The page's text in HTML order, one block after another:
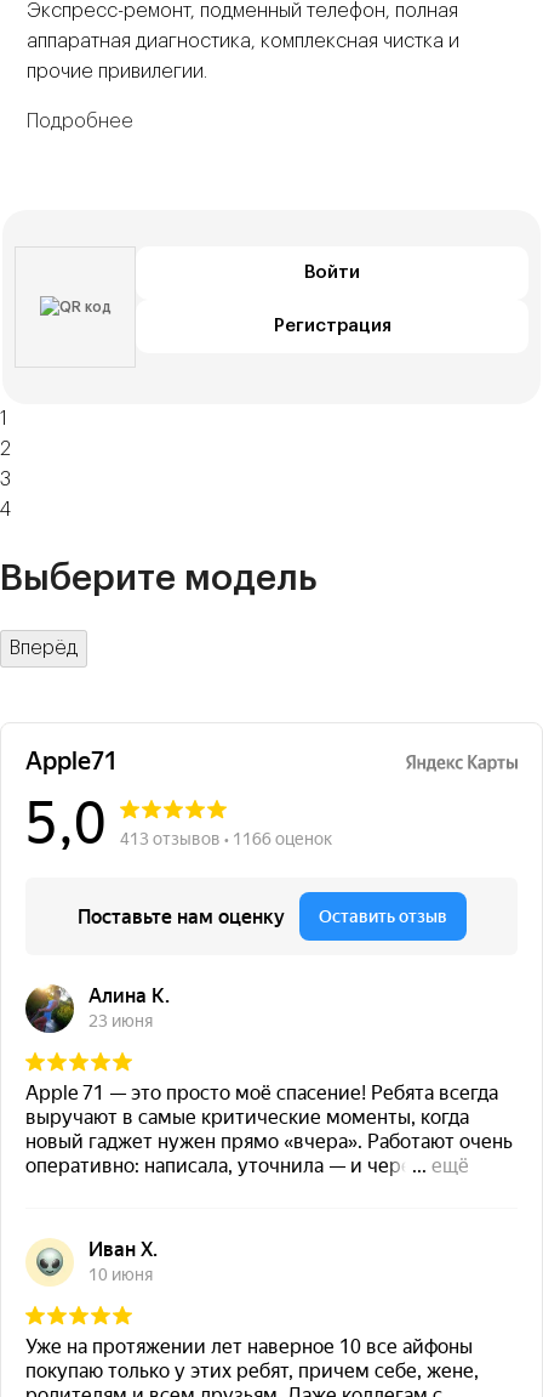
Экспресс-ремонт, подменный телефон, полная
аппаратная диагностика, комплексная чистка и
прочие привилегии.
Подробнее
Войти
Регистрация
1
2
3
4
Выберите модель
Вперёд